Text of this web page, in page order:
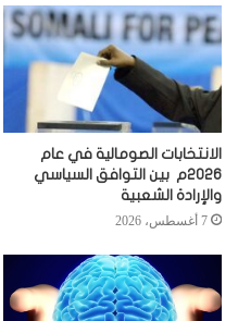
الانتخابات الصومالية في عام
2026م بين التوافق السياسي
والإرادة الشعبية
7 أغسطس، 2026